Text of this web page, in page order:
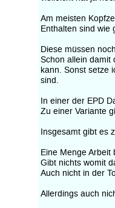
Am meisten
Enthalten sind wie
Diese müssen
Schon allein damit
kann. Sonst setze
sind.
In einer der EPD
Zu einer Variante
Insgesamt gibt es
Eine Menge Arbeit
Gibt nichts womit
Auch nicht in der
Allerdings auch